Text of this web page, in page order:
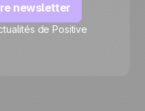
newsletter
de Positive